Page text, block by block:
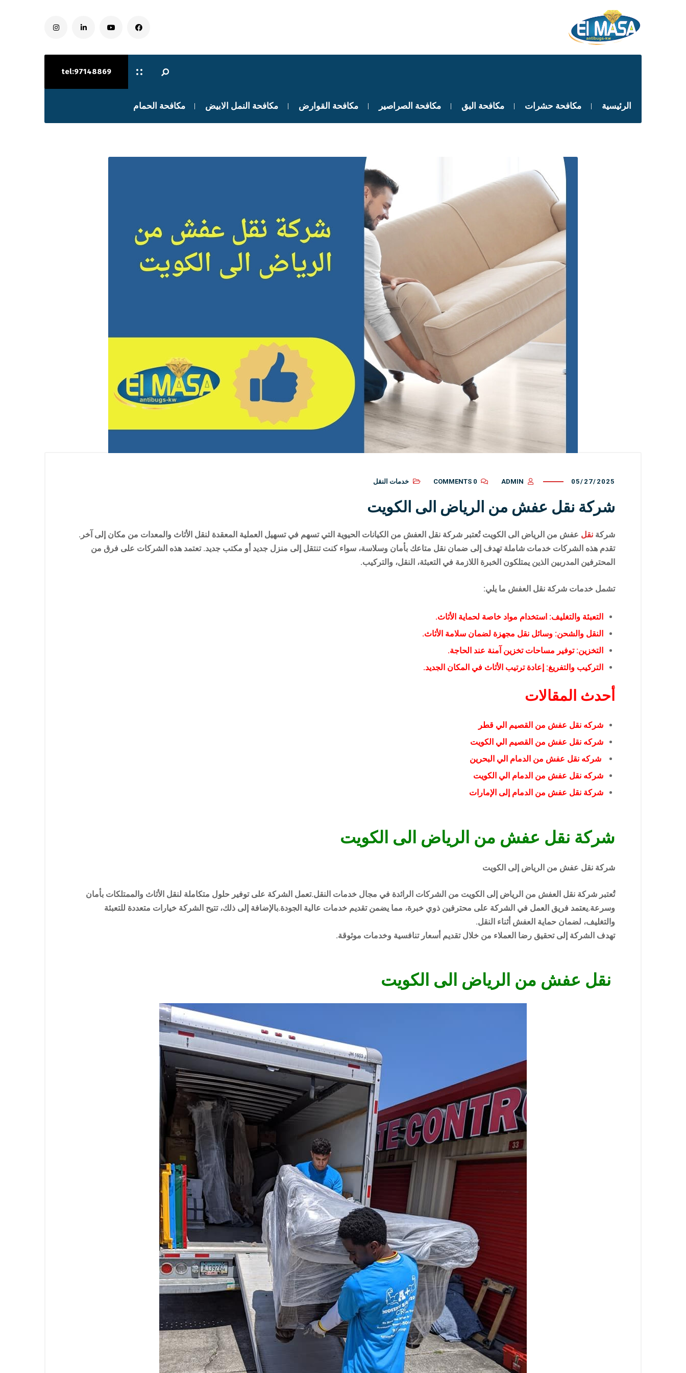
tel:97148869
الرئيسية مكافحة حشرات مكافحة البق مكافحة الصراصير مكافحة القوارض مكافحة النمل الابيض مكافحة الحمام
05/27/2025
ADMIN
0 COMMENTS خدمات النقل
شركة نقل عفش من الرياض الى الكويت
شركة نقل عفش من الرياض الى الكويتتُعتبر شركة نقل العفش من الكيانات الحيوية التي تسهم في تسهيل العملية المعقدة لنقل الأثاث والمعدات من مكان إلى آخر.
تقدم هذه الشركات خدمات شاملة تهدف إلى ضمان نقل متاعك بأمان وسلاسة، سواء كنت تنتقل إلى منزل جديد أو مكتب جديد. تعتمد هذه الشركات على فرق من
المحترفين المدربين الذين يمتلكون الخبرة اللازمة في التعبئة، النقل، والتركيب.
تشمل خدمات شركة نقل العفش ما يلي:
التعبئة والتغليف: استخدام مواد خاصة لحماية الأثاث.
النقل والشحن: وسائل نقل مجهزة لضمان سلامة الأثاث.
التخزين: توفير مساحات تخزين آمنة عند الحاجة.
التركيب والتفريغ: إعادة ترتيب الأثاث في المكان الجديد.
أحدث المقالات
شركه نقل عفش من القصيم الي قطر
شركه نقل عفش من القصيم الي الكويت
شركه نقل عفش من الدمام الي البحرين
شركه نقل عفش من الدمام الي الكويت
شركة نقل عفش من الدمام إلى الإمارات
شركة نقل عفش من الرياض الى الكويت
شركة نقل عفش من الرياض إلى الكويت
تُعتبر شركة نقل العفش من الرياض إلى الكويت من الشركات الرائدة في مجال خدمات النقل.تعمل الشركة على توفير حلول متكاملة لنقل الأثاث والممتلكات بأمان
وسرعة.يعتمد فريق العمل في الشركة على محترفين ذوي خبرة، مما يضمن تقديم خدمات عالية الجودة.بالإضافة إلى ذلك، تتيح الشركة خيارات متعددة للتعبئة
والتغليف، لضمان حماية العفش أثناء النقل.
تهدف الشركة إلى تحقيق رضا العملاء من خلال تقديم أسعار تنافسية وخدمات موثوقة.
نقل عفش من الرياض الى الكويت